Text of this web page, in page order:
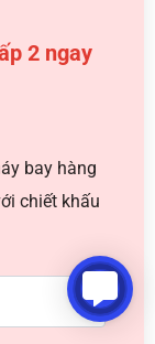
2 ngay
bay hàng
chiết khấu